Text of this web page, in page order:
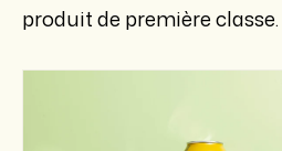
produit de première classe.